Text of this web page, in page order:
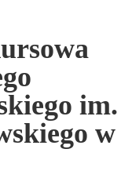
im.
w